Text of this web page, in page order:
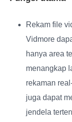
Rekam file
Vidmore
hanya area
menangkap
rekaman
juga dapat
jendela